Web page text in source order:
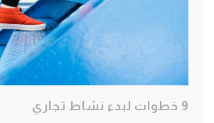
9 خطوات لبدء نشاط تجاري